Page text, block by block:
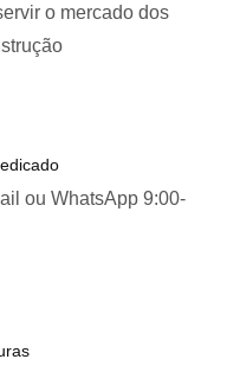
o mercado dos
ou WhatsApp 9:00-